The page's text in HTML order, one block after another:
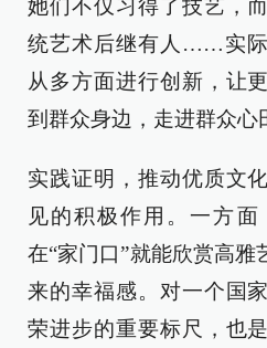
她们不仅习得了技艺，
统艺术后继有人……实
从多方面进行创新，让
到群众身边，走进群众心
实践证明，推动优质文
见的积极作用。一方
在“家门口”就能欣赏高雅
来的幸福感。对一个国
荣进步的重要标尺，也